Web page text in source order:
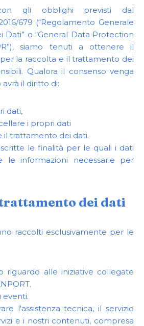
gli obblighi previsti dal
679 (“Regolamento Generale
Dati” o “General Data Protection
siamo tenuti a ottenere il
la raccolta e il trattamento dei
Qualora il consenso venga
il diritto di:
dati,
i propri dati
il trattamento dei dati.
le finalità per le quali i dati
le informazioni necessarie per
dei dati
raccolti esclusivamente per le
riguardo alle iniziative collegate
eventi.
l'assistenza tecnica, il servizio
e i nostri contenuti, compresa